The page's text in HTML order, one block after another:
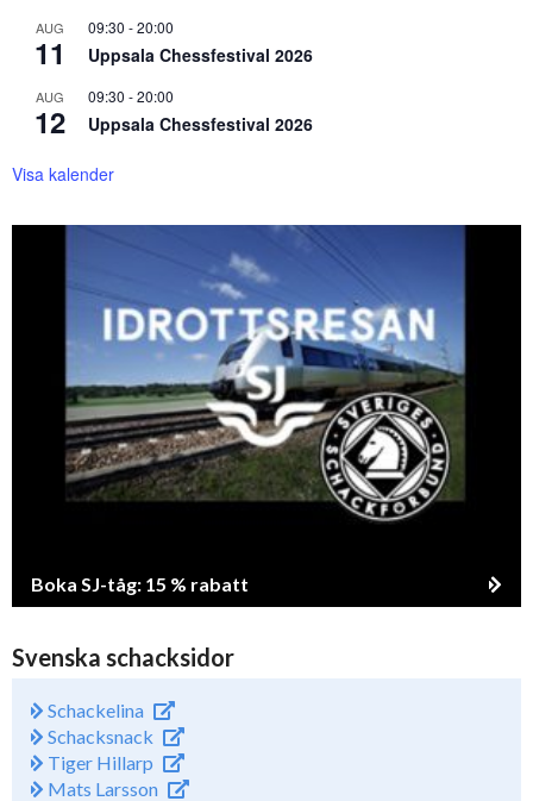
AUG
11
09:30 -20:00
Uppsala Chessfestival 2026
AUG
12
09:30 -20:00
Uppsala Chessfestival 2026
Visa kalender
Boka SJ-tåg: 15 % rabatt
Svenska schacksidor
Schackelina
Schacksnack
Tiger Hillarp
Mats Larsson